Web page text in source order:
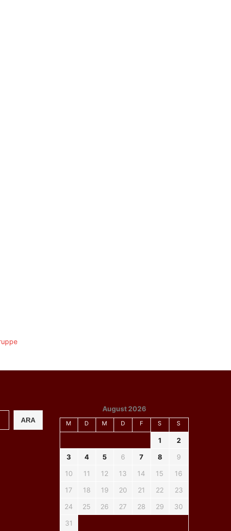
ARA
August 2026
M D M D F S S
1
2
3
4 5 6 7 8
9
10
11 12 13 14 15
16
17
18 19 20 21 22
23
24
25 26 27 28 29
30
31